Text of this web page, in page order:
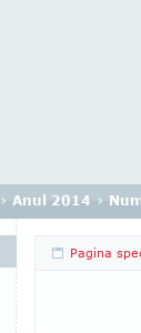
› Anul 2014 ›
Pagina